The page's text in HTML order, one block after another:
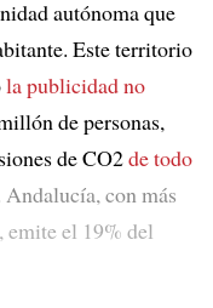
autónoma que
Este territorio
la publicidad no
de personas,
de CO2de todo
con más
emite el 19% del